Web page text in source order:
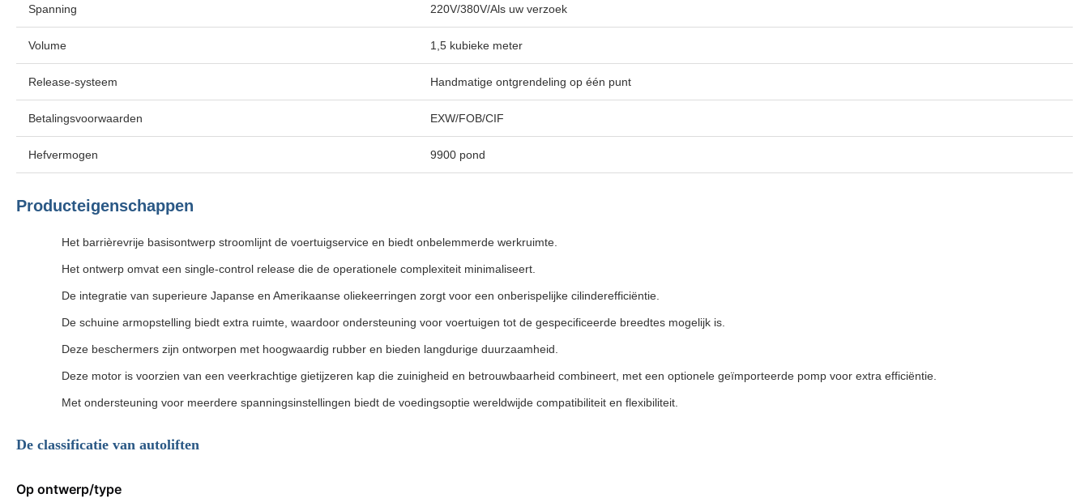
Spanning 220V/380V/Als uw verzoek
Volume 1,5 kubieke meter
Release-systeem Handmatige ontgrendeling op één punt
Betalingsvoorwaarden EXW/FOB/CIF
Hefvermogen 9900 pond
Producteigenschappen
Het barrièrevrije basisontwerp stroomlijnt de voertuigservice en biedt onbelemmerde werkruimte.
Het ontwerp omvat een single-control release die de operationele complexiteit minimaliseert.
De integratie van superieure Japanse en Amerikaanse oliekeerringen zorgt voor een onberispelijke cilinderefficiëntie.
De schuine armopstelling biedt extra ruimte, waardoor ondersteuning voor voertuigen tot de gespecificeerde breedtes mogelijk is.
Deze beschermers zijn ontworpen met hoogwaardig rubber en bieden langdurige duurzaamheid.
Deze motor is voorzien van een veerkrachtige gietijzeren kap die zuinigheid en betrouwbaarheid combineert, met een optionele geïmporteerde pomp voor extra efficiëntie.
Met ondersteuning voor meerdere spanningsinstellingen biedt de voedingsoptie wereldwijde compatibiliteit en flexibiliteit.
De classificatie van autoliften
Op ontwerp/type